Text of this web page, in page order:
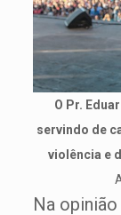
O Pr.
servindo de
violência e
Na